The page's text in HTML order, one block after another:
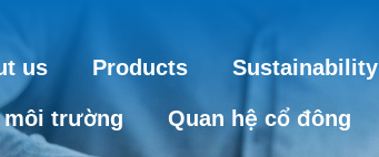
us Products Sustainability
môi trường Quan hệ cổ đông